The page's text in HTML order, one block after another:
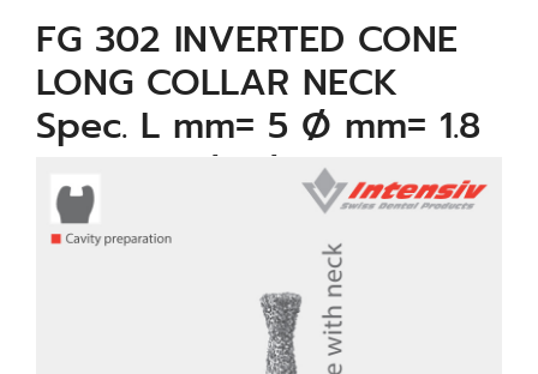
FG 302 INVERTED CONE
LONG COLLAR NECK
Spec. L mm= 5 Ø mm= 1.8
µm= Standard